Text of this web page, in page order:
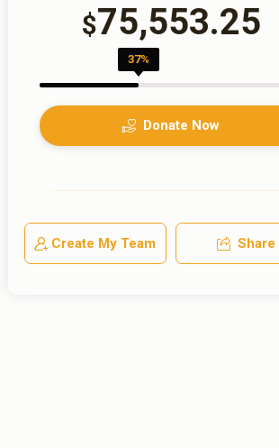
$75,553.25
37%
Donate Now
Create My Team Share